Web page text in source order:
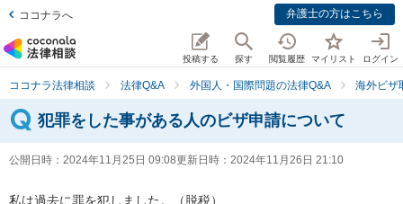
ココナラへ 弁護士の方はこちら
投稿する 探す 閲覧履歴 マイリスト ログイン
ココナラ法律相談 法律Q&A 外国人・国際問題の法律Q&A 海外ビザ
犯罪をした事がある人のビザ申請について
公開日時： 2024年11月25日 09:08更新日時： 2024年11月26日 21:10
私は過去に罪を犯しました。（脱税）